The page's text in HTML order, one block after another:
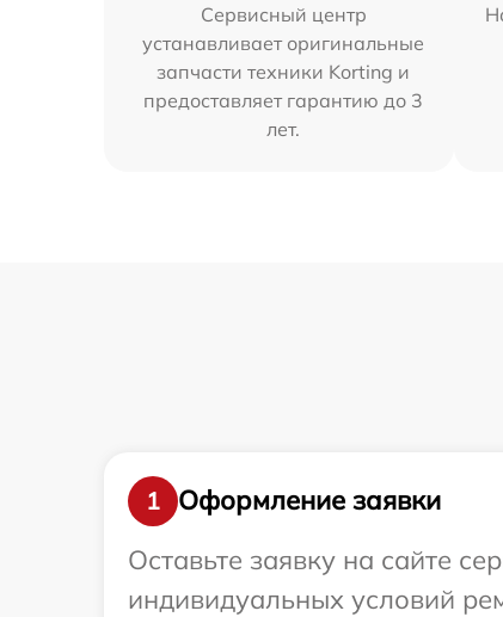
Сервисный центр
устанавливает оригинальные
запчасти техники Korting и
предоставляет гарантию до 3
лет.
1
Оформление заявки
Оставьте заявку на сайте
индивидуальных условий